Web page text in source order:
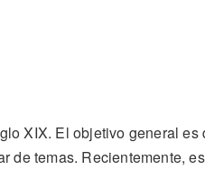
XIX. El objetivo general es
de temas. Recientemente,